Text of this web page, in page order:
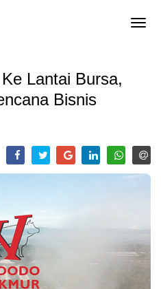
Lantai Bursa,
Bisnis